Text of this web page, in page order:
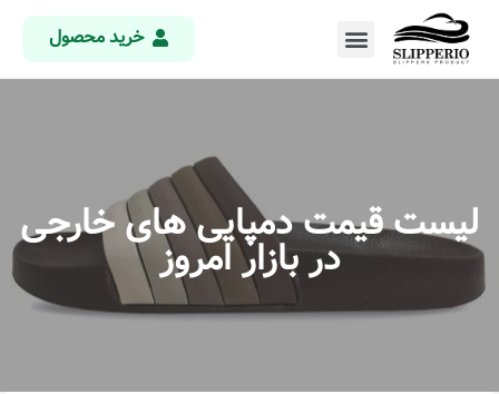
خرید محصول
لیست قیمت دمپایی های خارجی
در بازار امروز